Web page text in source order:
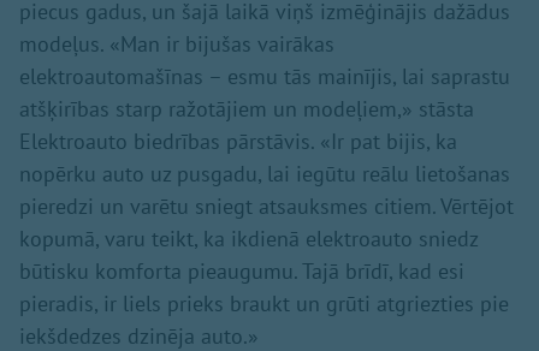
piecus gadus, un šajā laikā viņš izmēģinājis dažādus
modeļus. «Man ir bijušas vairākas
elektroautomašīnas – esmu tās mainījis, lai saprastu
atšķirības starp ražotājiem un modeļiem,» stāsta
Elektroauto biedrības pārstāvis. «Ir pat bijis, ka
nopērku auto uz pusgadu, lai iegūtu reālu lietošanas
pieredzi un varētu sniegt atsauksmes citiem. Vērtējot
kopumā, varu teikt, ka ikdienā elektroauto sniedz
būtisku komforta pieaugumu. Tajā brīdī, kad esi
pieradis, ir liels prieks braukt un grūti atgriezties pie
iekšdedzes dzinēja auto.»